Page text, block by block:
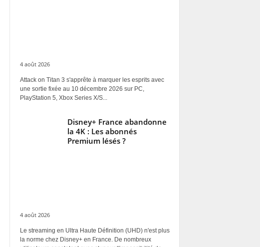
4 août 2026
Attack on Titan 3 s'apprête à marquer les esprits avec
une sortie fixée au 10 décembre 2026 sur PC,
PlayStation 5, Xbox Series X/S...
Disney+ France abandonne
la 4K : Les abonnés
Premium lésés ?
4 août 2026
Le streaming en Ultra Haute Définition (UHD) n'est plus
la norme chez Disney+ en France. De nombreux